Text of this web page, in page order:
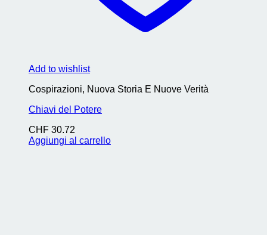
Add to wishlist
Cospirazioni, Nuova Storia E Nuove Verità
Chiavi del Potere
CHF 30.72
Aggiungi al carrello